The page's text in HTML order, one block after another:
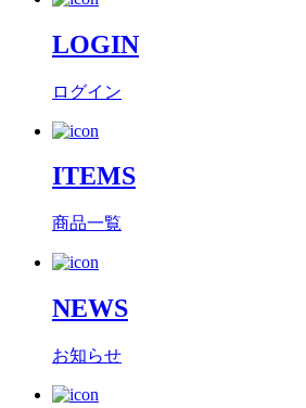
LOGIN
ログイン
ITEMS
商品一覧
NEWS
お知らせ